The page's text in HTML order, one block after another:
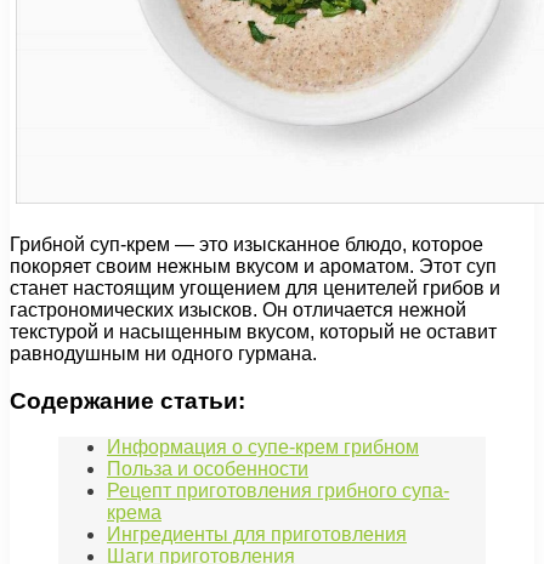
Грибной суп-крем — это изысканное блюдо, которое
покоряет своим нежным вкусом и ароматом. Этот суп
станет настоящим угощением для ценителей грибов и
гастрономических изысков. Он отличается нежной
текстурой и насыщенным вкусом, который не оставит
равнодушным ни одного гурмана.
Содержание статьи:
Информация о супе-крем грибном
Польза и особенности
Рецепт приготовления грибного супа-
крема
Ингредиенты для приготовления
Шаги приготовления